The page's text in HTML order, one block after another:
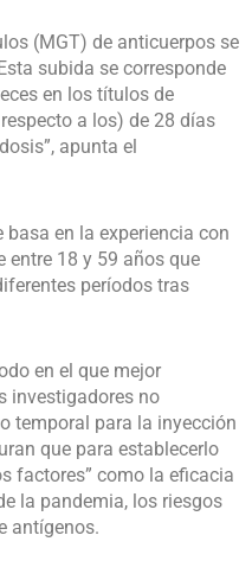
(MGT) de anticuerpos se
subida se corresponde
en los títulos de
a los) de 28 días
apunta el
basa en la experiencia con
entre 18 y 59 años que
períodos tras
en el que mejor
investigadores no
temporal para la inyección
que para establecerlo
factores” como la eficacia
la pandemia, los riesgos
antígenos.